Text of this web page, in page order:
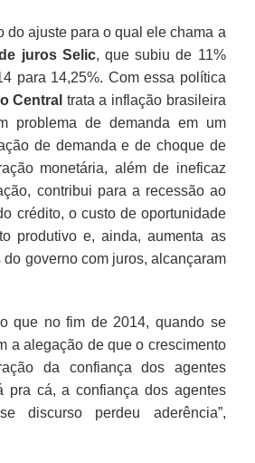
do ajuste para o qual ele chama a
juros Selic, que subiu de 11%
para 14,25%. Com essa política
Central trata a inflação brasileira
problema de demanda em um
de demanda e de choque de
monetária, além de ineficaz
contribui para a recessão ao
crédito, o custo de oportunidade
produtivo e, ainda, aumenta as
governo com juros, alcançaram
que no fim de 2014, quando se
a alegação de que o crescimento
da confiança dos agentes
pra cá, a confiança dos agentes
discurso perdeu aderência”,